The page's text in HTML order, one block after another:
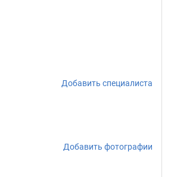
Добавить специалиста
Добавить фотографии